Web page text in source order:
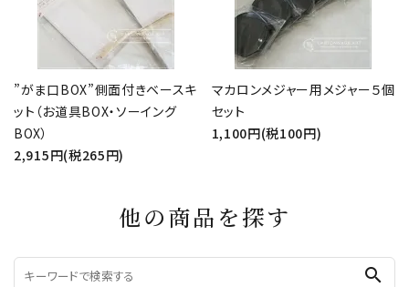
”がま口BOX”側面付きベースキ
ット（お道具BOX・ソーイング
BOX）
2,915円(税265円)
マカロンメジャー用メジャー５個
セット
1,100円(税100円)
他の商品を探す
search